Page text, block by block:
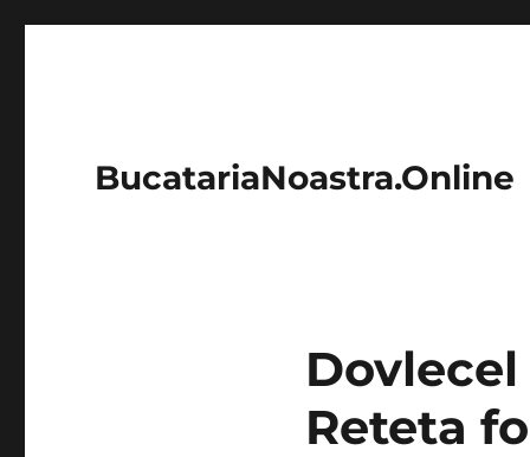
BucatariaNoastra.Online
Reteta